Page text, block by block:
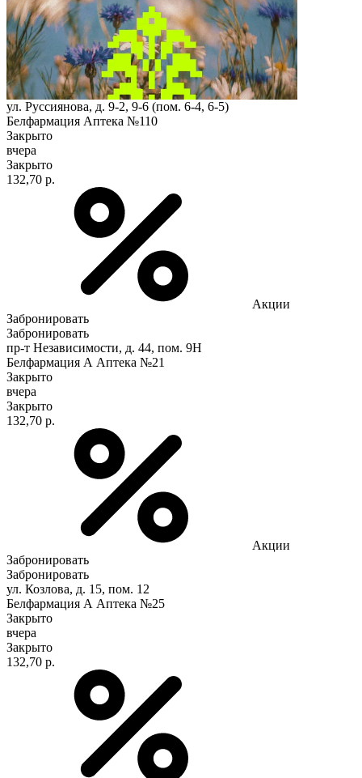
ул. Руссиянова, д. 9-2, 9-6 (пом. 6-4, 6-5)
Белфармация Аптека №110
Закрыто
вчера
Закрыто
132,70 р.
Акции
Забронировать
Забронировать
пр-т Независимости, д. 44, пом. 9Н
Белфармация А Аптека №21
Закрыто
вчера
Закрыто
132,70 р.
Акции
Забронировать
Забронировать
ул. Козлова, д. 15, пом. 12
Белфармация А Аптека №25
Закрыто
вчера
Закрыто
132,70 р.